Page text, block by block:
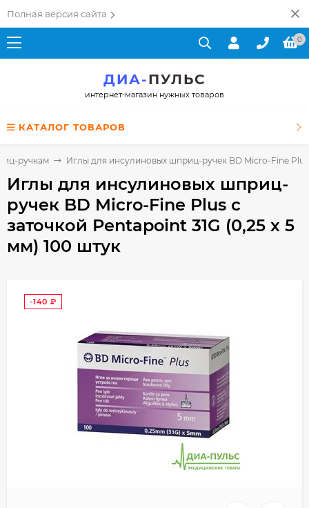
Полная версия сайта
0
ДИА-ПУЛЬС
интернет-магазин нужных товаров
КАТАЛОГ ТОВАРОВ
ручкам Иглы для инсулиновых шприц-ручек BD Micro-Fine Plus
Иглы для инсулиновых шприц-
ручек BD Micro-Fine Plus с
заточкой Pentapoint 31G (0,25 x 5
мм) 100 штук
-140 ₽